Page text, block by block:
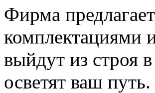
Фирма
комплектациями
выйдут из строя
осветят ваш путь.